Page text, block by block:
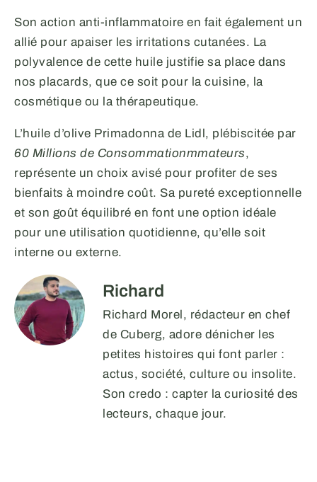
Son action anti-inflammatoire en fait également un
allié pour apaiser les irritations cutanées. La
polyvalence de cette huile justifie sa place dans
nos placards, que ce soit pour la cuisine, la
cosmétique ou la thérapeutique.
L’huile d’olive Primadonna de Lidl, plébiscitée par
60 Millions de Consommationmmateurs,
représente un choix avisé pour profiter de ses
bienfaits à moindre coût. Sa pureté exceptionnelle
et son goût équilibré en font une option idéale
pour une utilisation quotidienne, qu’elle soit
interne ou externe.
Richard
Richard Morel, rédacteur en chef
de Cuberg, adore dénicher les
petites histoires qui font parler :
actus, société, culture ou insolite.
Son credo : capter la curiosité des
lecteurs, chaque jour.